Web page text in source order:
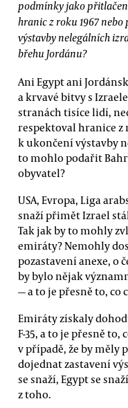
podmínky jako
hranic z roku 1967
výstavby nelegálních
břehu Jordánu?
Ani Egypt ani
a krvavé bitvy s
stranách tisíce lidí,
respektoval hranice z
k ukončení výstavby
to mohlo podařit
obyvatel?
USA, Evropa, Liga
snaží přimět Izrael
Tak jak by to mohly
emiráty? Nemohly
pozastavení anexe, o
by bylo nějak
— a to je přesně to, co
Emiráty získaly
F-35, a to je přesně
v případě, že by měly
dojednat zastavení
se snaží, Egypt se
z toho.